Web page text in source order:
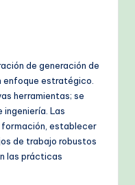
de generación de
enfoque estratégico.
herramientas; se
Las
formación, establecer
de trabajo robustos
las prácticas